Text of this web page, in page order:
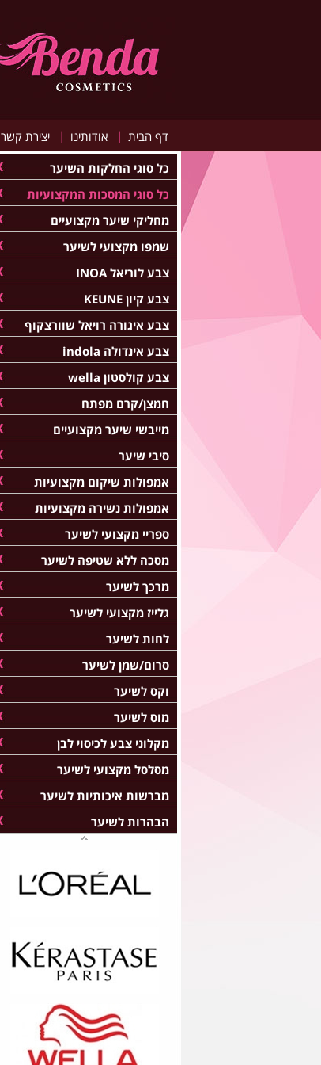
דף הבית | אודותינו | יצירת קשר
כל סוגי החלקות השיער
כל סוגי המסכות המקצועיות
מחליקי שיער מקצועיים
שמפו מקצועי לשיער
צבע לוריאל INOA
צבע קיון KEUNE
צבע איגורה רויאל שוורצקוף
צבע אינדולה indola
צבע קולסטון wella
חמצן/קרם מפתח
מייבשי שיער מקצועיים
סיבי שיער
אמפולות שיקום מקצועיות
אמפולות נשירה מקצועיות
ספריי מקצועי לשיער
מסכה ללא שטיפה לשיער
מרכך לשיער
גלייז מקצועי לשיער
לחות לשיער
סרום/שמן לשיער
וקס לשיער
מוס לשיער
מקלוני צבע לכיסוי לבן
מסלסל מקצועי לשיער
מברשות איכותיות לשיער
הבהרות לשיער